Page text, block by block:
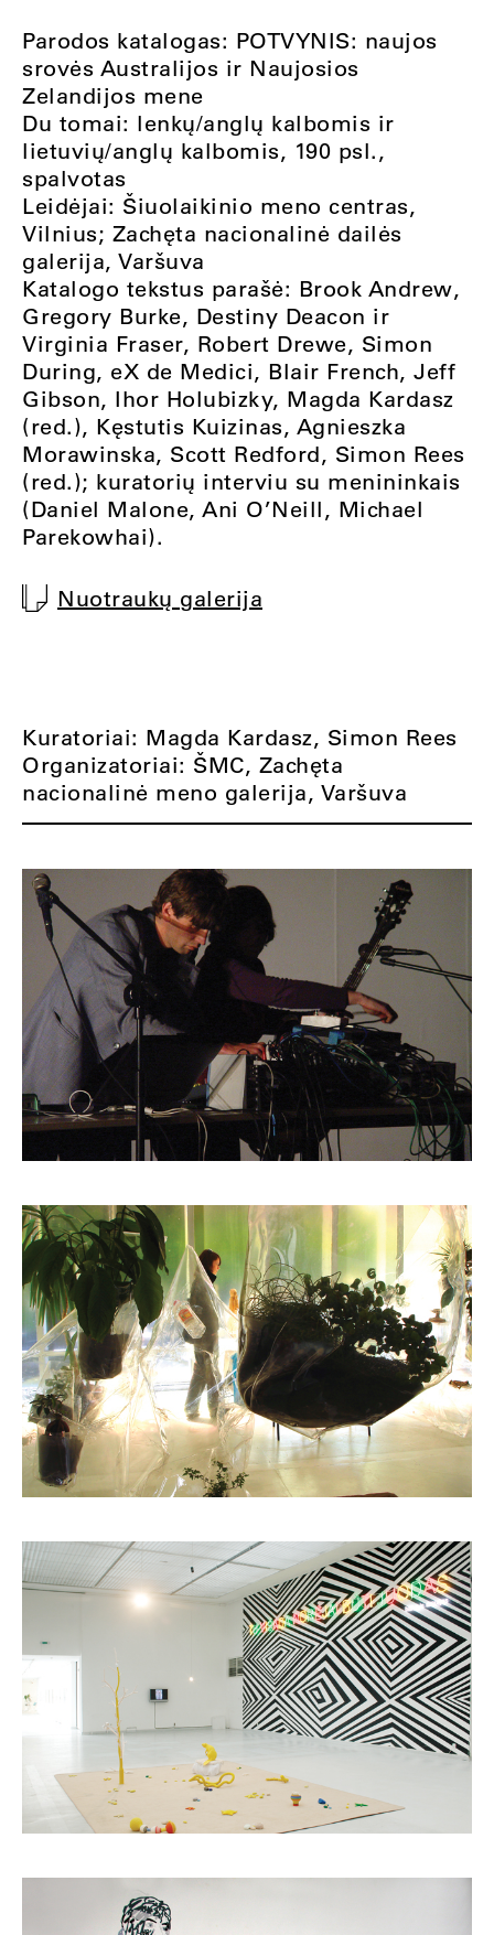
Parodos katalogas: POTVYNIS: naujos
srovės Australijos ir Naujosios
Zelandijos mene
Du tomai: lenkų/anglų kalbomis ir
lietuvių/anglų kalbomis, 190 psl.,
spalvotas
Leidėjai: Šiuolaikinio meno centras,
Vilnius; Zachęta nacionalinė dailės
galerija, Varšuva
Katalogo tekstus parašė: Brook Andrew,
Gregory Burke, Destiny Deacon ir
Virginia Fraser, Robert Drewe, Simon
During, eX de Medici, Blair French, Jeff
Gibson, Ihor Holubizky, Magda Kardasz
(red.), Kęstutis Kuizinas, Agnieszka
Morawinska, Scott Redford, Simon Rees
(red.); kuratorių interviu su menininkais
(Daniel Malone, Ani O’Neill, Michael
Parekowhai).
Nuotraukų galerija
Kuratoriai: Magda Kardasz, Simon Rees
Organizatoriai: ŠMC, Zachęta
nacionalinė meno galerija, Varšuva